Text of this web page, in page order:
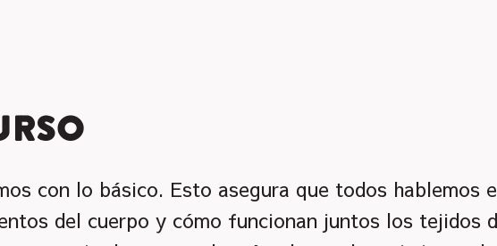
con lo básico. Esto asegura que todos hablemos
del cuerpo y cómo funcionan juntos los tejidos